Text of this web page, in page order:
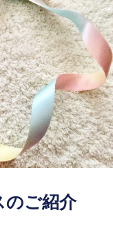
のご紹介